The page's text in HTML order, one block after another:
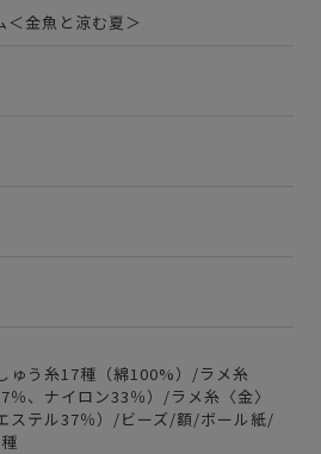
＜金魚と涼む夏＞
ゅう糸17種（綿100%）/ラメ糸
％、ナイロン33％）/ラメ糸〈金〉
ステル37％）/ビーズ/額/ボール紙/